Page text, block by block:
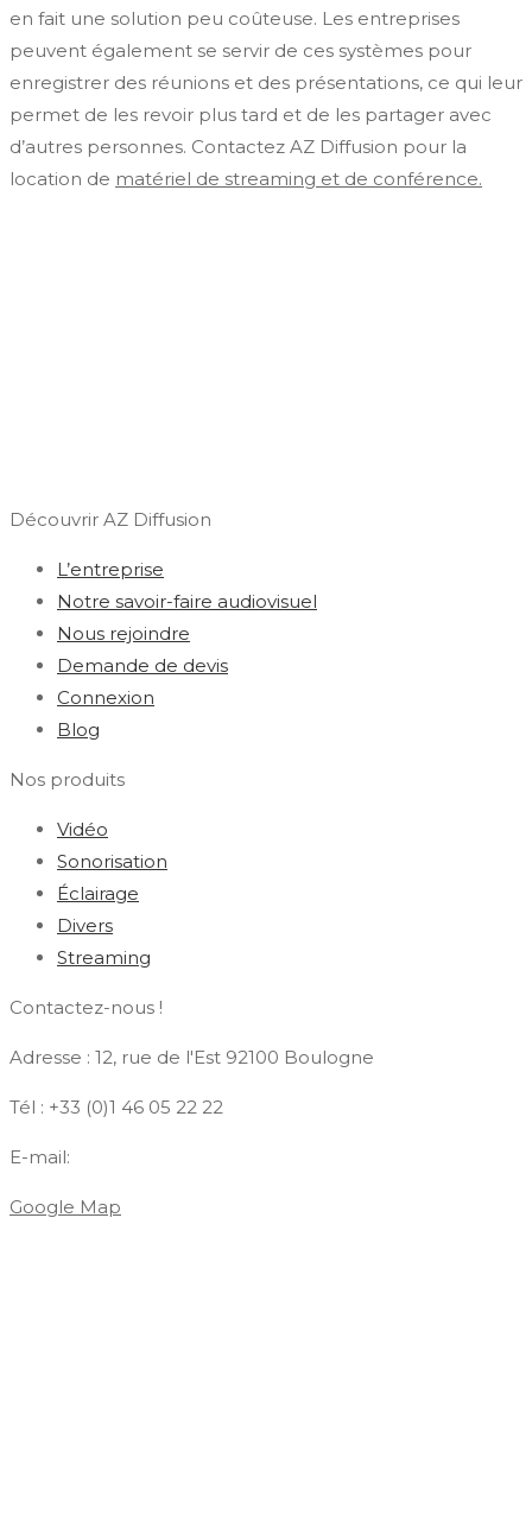
en fait une solution peu coûteuse. Les entreprises
peuvent également se servir de ces systèmes pour
enregistrer des réunions et des présentations, ce qui leur
permet de les revoir plus tard et de les partager avec
d’autres personnes. Contactez AZ Diffusion pour la
location de matériel de streaming et de conférence.
Découvrir AZ Diffusion
L’entreprise
Notre savoir-faire audiovisuel
Nous rejoindre
Demande de devis
Connexion
Blog
Nos produits
Vidéo
Sonorisation
Éclairage
Divers
Streaming
Contactez-nous !
Adresse : 12, rue de l'Est 92100 Boulogne
Tél : +33 (0)1 46 05 22 22
E-mail:
Google Map